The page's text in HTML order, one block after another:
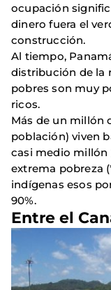
ocupación
dinero fuera el
construcción.
Al tiempo,
distribución de la
pobres son muy
ricos.
Más de un millón
población) viven
casi medio millón
extrema pobreza
indígenas esos
90%.
Entre el